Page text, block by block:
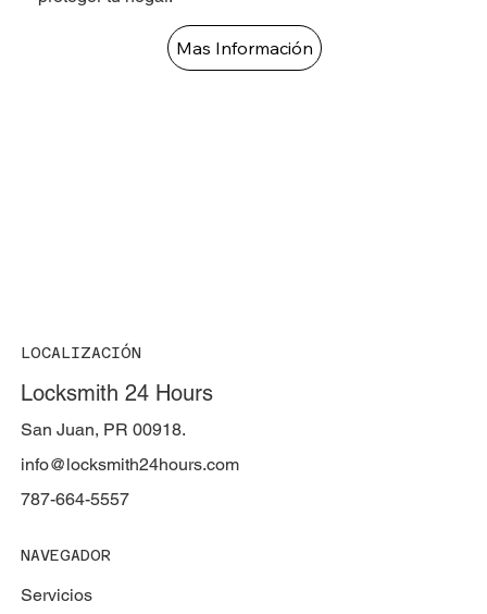
Mas Información
LOCALIZACIÓN
Locksmith 24 Hours
San Juan, PR 00918.
787-664-5557
info@locksmith24hours.com
NAVEGADOR
Servicios